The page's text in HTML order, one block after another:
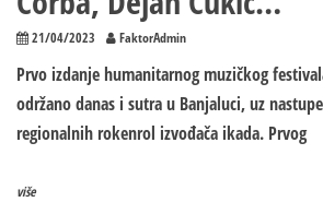
21/04/2023 FaktorAdmin
Prvo izdanje humanitarnog muzičkog
održano danas i sutra u Banjaluci, uz
regionalnih rokenrol izvođača ikada. Prvog
više